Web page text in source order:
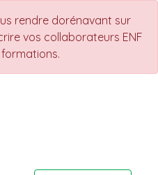
rendre dorénavant sur
vos collaborateurs ENF
formations.